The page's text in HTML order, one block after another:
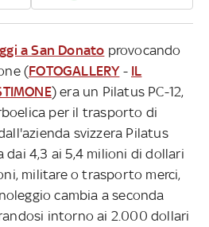
a San Donato provocando
(FOTOGALLERY- IL
) era un Pilatus PC-12,
per il trasporto di
svizzera Pilatus
dai 4,3 ai 5,4 milioni di dollari
militare o trasporto merci,
cambia a seconda
intorno ai 2.000 dollari